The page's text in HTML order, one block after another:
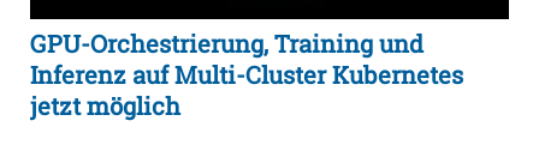
GPU-Orchestrierung, Training und
Inferenz auf Multi-Cluster Kubernetes
jetzt möglich